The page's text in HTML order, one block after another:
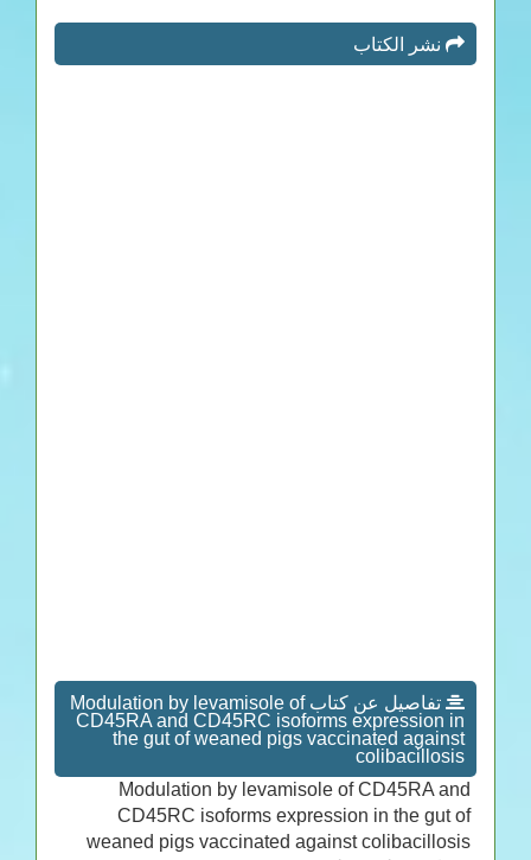
نشر الكتاب
تفاصيل عن كتاب Modulation by levamisole of
CD45RA and CD45RC isoforms expression in
the gut of weaned pigs vaccinated against
colibacillosis
Modulation by levamisole of CD45RA and
CD45RC isoforms expression in the gut of
weaned pigs vaccinated against colibacillosis